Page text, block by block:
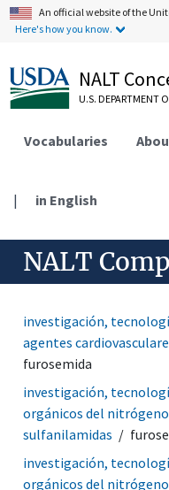
An official website of the
Here's how you know.
NALT
U.S. DEPARTMENT
Vocabularies
| in English
NALT
investigación,
agentes
furosemida
investigación,
orgánicos del nitrógeno
sulfanilamidas
investigación,
orgánicos del nitrógeno